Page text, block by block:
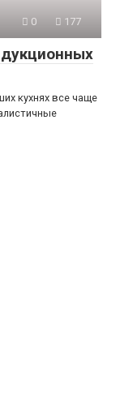
0 177
кухнях все чаще